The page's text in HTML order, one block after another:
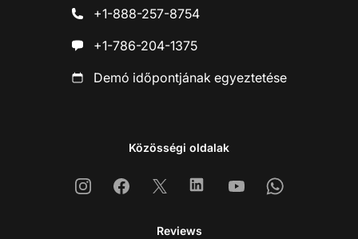
+1-888-257-8754
+1-786-204-1375
Demó időpontjának egyeztetése
Közösségi oldalak
InstagramFacebook
X LinkedinYoutubeWhatsapp
Reviews